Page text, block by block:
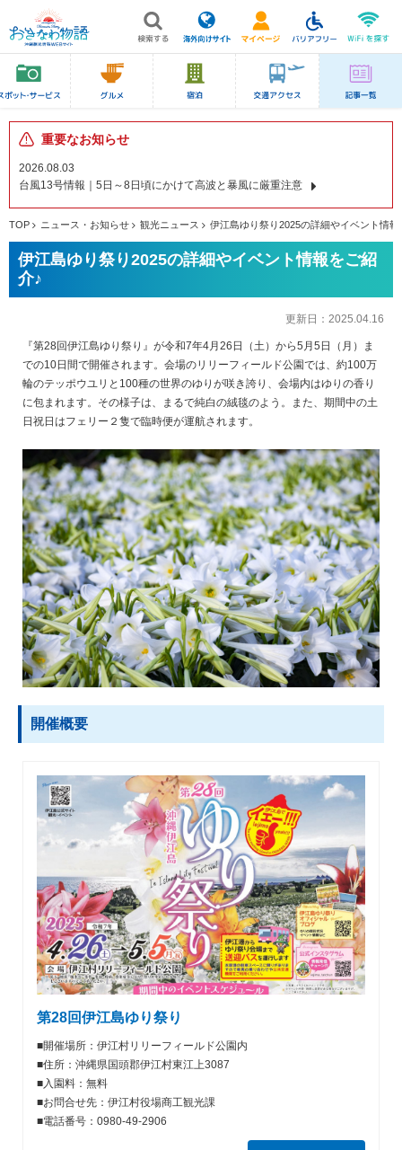
重要なお知らせ
2026.08.03
台風13号情報｜5日～8日頃にかけて高波と暴風に厳重注意
TOP ニュース・お知らせ 観光ニュース 伊江島ゆり祭り2025の詳細やイベント情報
伊江島ゆり祭り2025の詳細やイベント情報をご紹
介♪
更新日： 2025.04.16
『第28回伊江島ゆり祭り』が令和7年4月26日（土）から5月5日（月）ま
での10日間で開催されます。会場のリリーフィールド公園では、約100万
輪のテッポウユリと100種の世界のゆりが咲き誇り、会場内はゆりの香り
に包まれます。その様子は、まるで純白の絨毯のよう。また、期間中の土
日祝日はフェリー２隻で臨時便が運航されます。
開催概要
第28回伊江島ゆり祭り
■開催場所：伊江村リリーフィールド公園内
■住所：沖縄県国頭郡伊江村東江上3087
■入園料：無料
■お問合せ先：伊江村役場商工観光課
■電話番号：0980-49-2906